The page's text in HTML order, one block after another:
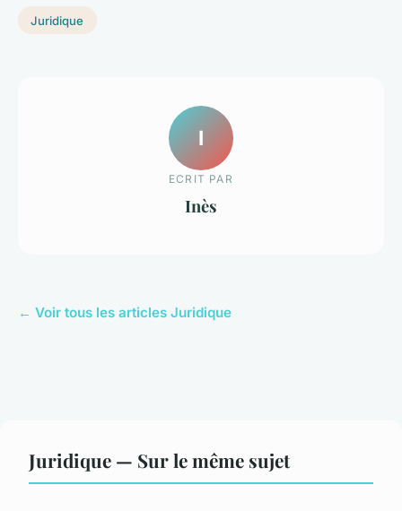
Juridique
I
ECRIT PAR
Inès
← Voir tous les articles Juridique
Juridique — Sur le même sujet